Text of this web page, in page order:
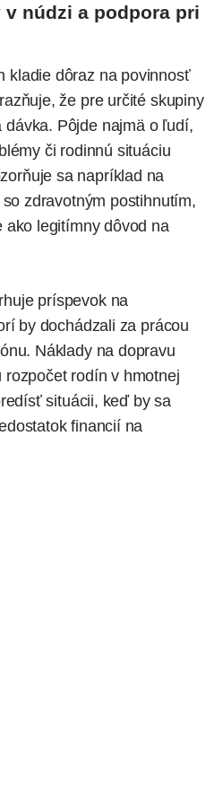
núdzi a podpora pri
kladie dôraz na povinnosť
že pre určité skupiny
dávka. Pôjde najmä o ľudí,
či rodinnú situáciu
sa napríklad na
zdravotným postihnutím,
ako legitímny dôvod na
príspevok na
by dochádzali za prácou
Náklady na dopravu
rodín v hmotnej
situácii, keď by sa
financií na